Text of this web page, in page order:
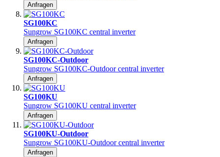
Anfragen
SG100KC
Sungrow SG100KC central inverter
Anfragen
SG100KC-Outdoor
Sungrow SG100KC-Outdoor central inverter
Anfragen
SG100KU
Sungrow SG100KU central inverter
Anfragen
SG100KU-Outdoor
Sungrow SG100KU-Outdoor central inverter
Anfragen